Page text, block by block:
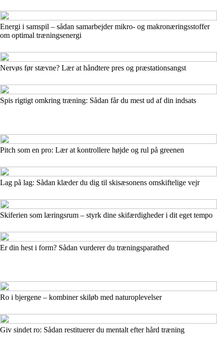
Energi i samspil – sådan samarbejder mikro- og makronæringsstoffer
om optimal træningsenergi
Nervøs før stævne? Lær at håndtere pres og præstationsangst
Spis rigtigt omkring træning: Sådan får du mest ud af din indsats
Pitch som en pro: Lær at kontrollere højde og rul på greenen
Lag på lag: Sådan klæder du dig til skisæsonens omskiftelige vejr
Skiferien som læringsrum – styrk dine skifærdigheder i dit eget tempo
Er din hest i form? Sådan vurderer du træningsparathed
Ro i bjergene – kombiner skiløb med naturoplevelser
Giv sindet ro: Sådan restituerer du mentalt efter hård træning